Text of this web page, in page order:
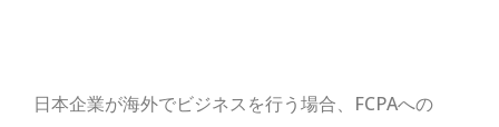
日本企業が海外でビジネスを行う場合、FCPAへの